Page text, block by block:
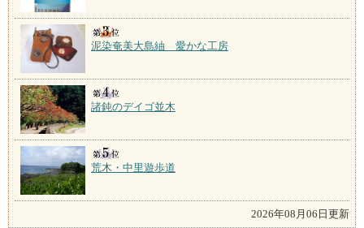
泥染奄美大島紬 愛かな工房
諸鈍のデイゴ並木
荒木・中里遊歩道
2026年08月06日更新